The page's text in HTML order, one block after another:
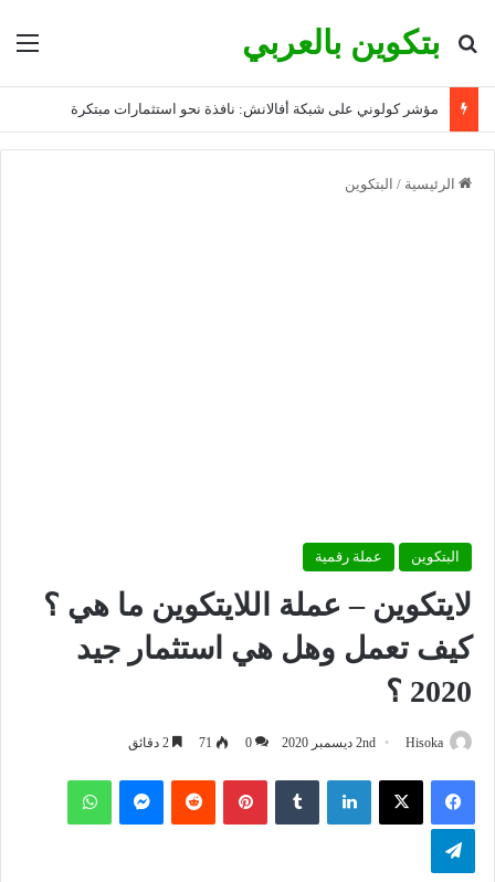
بتكوين بالعربي
بحث عن
مؤشر كولوني على شبكة أفالانش: نافذة نحو استثمارات مبتكرة
الرئيسية / البتكوين
البتكوين عملة رقمية
لايتكوين – عملة اللايتكوين ما هي ؟
كيف تعمل وهل هي استثمار جيد
2020 ؟
Hisoka 2nd ديسمبر 2020 0
71
فيسبوك ‫X لينكدإن بينتيريست ماسنجر واتساب
تيلقرام